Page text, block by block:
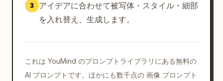
3
アイデアに合わせて被写体・スタイル・細部
を入れ替え、生成します。
これは YouMind のプロンプトライブラリにある無料の
AI プロンプトです。ほかにも数千点の 画像 プロンプト